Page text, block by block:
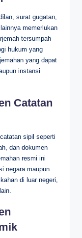
surat gugatan,
memerlukan
tersumpah
hukum yang
yang dapat
instansi
Catatan
sipil seperti
dan dokumen
resmi ini
negara maupun
di luar negeri,